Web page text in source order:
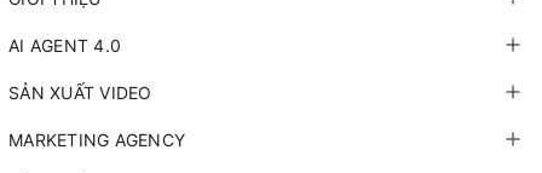
AI AGENT 4.0
SẢN XUẤT VIDEO
MARKETING AGENCY